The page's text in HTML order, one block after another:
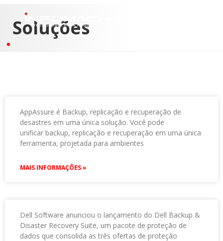
Soluções
AppAssure é Backup, replicação e recuperação de
desastres em uma única solução. Você pode
unificar backup, replicação e recuperação em uma única
ferramenta, projetada para ambientes
MAIS INFORMAÇÕES »
Dell Software anunciou o lançamento do Dell Backup &
Disaster Recovery Suite, um pacote de proteção de
dados que consolida as três ofertas de proteção